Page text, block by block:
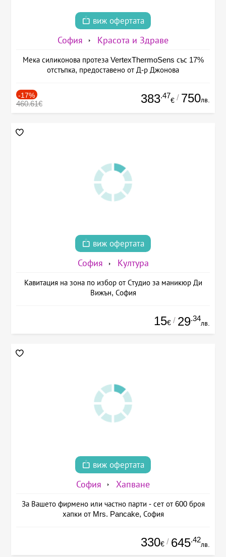
виж офертата
София Красота и Здраве
Мека силиконова протеза VertexThermoSens със 17%
отстъпка, предоставено от Д-р Джонова
-17%
460.61€ 383.47
€ / 750лв.
виж офертата
София Култура
Кавитация на зона по избор от Студио за маникюр Ди
Вижън, София
15€ / 29.34
лв.
виж офертата
София Хапване
За Вашето фирмено или частно парти - сет от 600 броя
хапки от Mrs. Pancake, София
330€ / 645.42
лв.